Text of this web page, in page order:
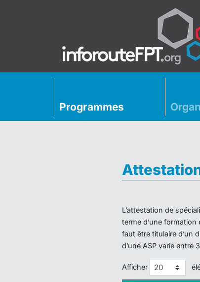
Programmes
L’attestation de
terme d’une
faut être titulaire d’un
d’une ASP varie entre
Afficher